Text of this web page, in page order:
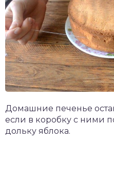
Домашние печенье
если в коробку с ними
дольку яблока.